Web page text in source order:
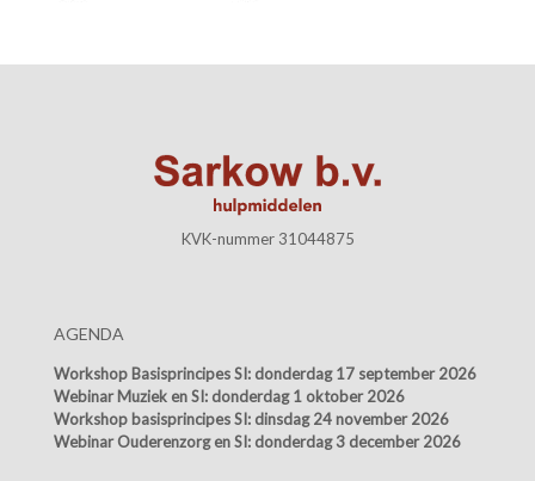
KVK-nummer 31044875
AGENDA
Workshop Basisprincipes SI: donderdag 17 september 2026
Webinar Muziek en SI: donderdag 1 oktober 2026
Workshop basisprincipes SI: dinsdag 24 november 2026
Webinar Ouderenzorg en SI: donderdag 3 december 2026